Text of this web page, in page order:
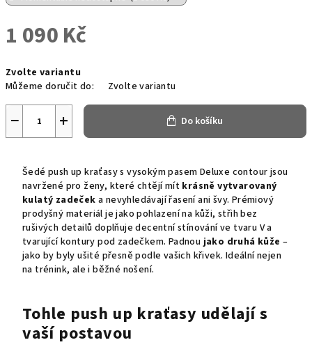
1 090 Kč
cena:
Zvolte variantu
Můžeme doručit do:
Zvolte variantu
+
− Do košíku
Šedé push up kraťasy s vysokým pasem Deluxe contourjsou
navržené pro ženy, které chtějí mít krásně vytvarovaný
kulatý zadeček a nevyhledávají řasení ani švy. Prémiový
prodyšný materiál je jako pohlazení na kůži, střih bez
rušivých detailů doplňuje decentní stínování ve tvaru V a
tvarující kontury pod zadečkem. Padnoujako druhá kůže –
jako by byly ušité přesně podle vašich křivek. Ideální nejen
na trénink, ale i běžné nošení.
Tohle push up kraťasy udělají s
vaší postavou